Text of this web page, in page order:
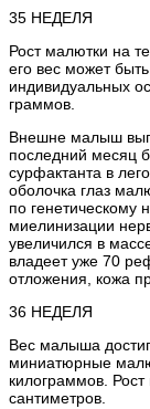
35 НЕДЕЛЯ
Рост малютки на
его вес может
индивидуальных
граммов.
Внешне малыш
последний месяц
сурфактанта в
оболочка глаз
по генетическому
миелинизации
увеличился в
владеет уже 70
отложения, кожа
36 НЕДЕЛЯ
Вес малыша
миниатюрные
килограммов.
сантиметров.